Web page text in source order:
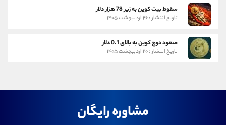
سقوط بیت کوین به زیر 78 هزار دلار
تاریخ انتشار : ۲۶ اردیبهشت ۱۴۰۵
صعود دوج کوین به بالای 0.1 دلار
تاریخ انتشار : ۲۰ اردیبهشت ۱۴۰۵
مشاوره رایگان